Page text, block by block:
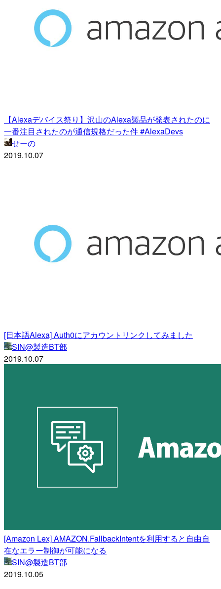
【Alexaデバイス祭り】沢山のAlexa製品が発表されたのに
一番注目されたのが通信規格だった件 #AlexaDevs
せーの
2019.10.07
[日本語Alexa] Auth0にアカウントリンクしてみました
SIN@製造BT部
2019.10.07
[Amazon Lex] AMAZON.FallbackIntentを利用すると自由自
在なエラー制御が可能になる
SIN@製造BT部
2019.10.05